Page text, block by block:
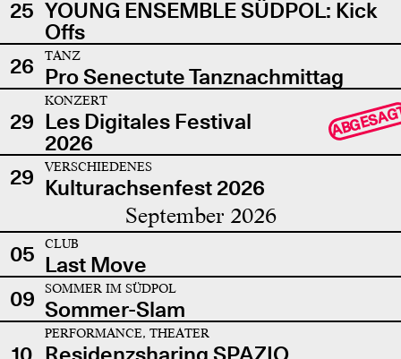
25 YOUNG ENSEMBLE SÜDPOL: Kick
Offs
26
TANZ
Pro Senectute Tanznachmittag
29
KONZERT
Les Digitales Festival
2026
29 VERSCHIEDENES
Kulturachsenfest 2026
September 2026
05 CLUB
Last Move
09
SOMMER IM SÜDPOL
Sommer-Slam
10
PERFORMANCE, THEATER
Residenzsharing SPAZIO